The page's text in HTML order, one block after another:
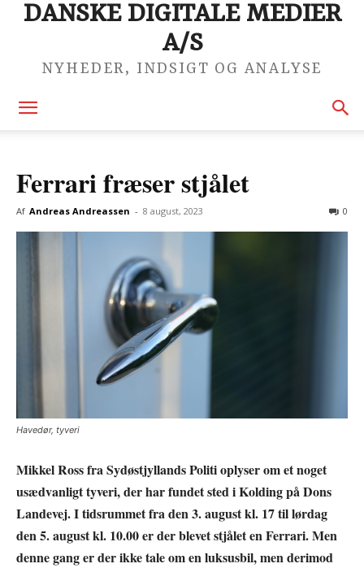
DANSKE DIGITALE MEDIER
A/S
NYHEDER, INDSIGT OG ANALYSE
Ferrari fræser stjålet
Af Andreas Andreassen - 8 august, 2023 0
Havedør, tyveri
Mikkel Ross fra Sydøstjyllands Politi oplyser om et noget
usædvanligt tyveri, der har fundet sted i Kolding på Dons
Landevej. I tidsrummet fra den 3. august kl. 17 til lørdag
den 5. august kl. 10.00 er der blevet stjålet en Ferrari. Men
denne gang er der ikke tale om en luksusbil, men derimod